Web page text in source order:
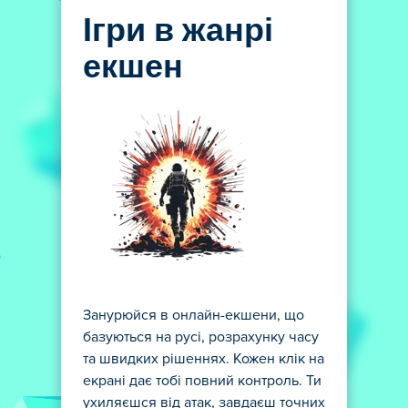
Ігри в жанрі
екшен
Занурюйся в онлайн-екшени, що
базуються на русі, розрахунку часу
та швидких рішеннях. Кожен клік на
екрані дає тобі повний контроль. Ти
ухиляєшся від атак, завдаєш точних